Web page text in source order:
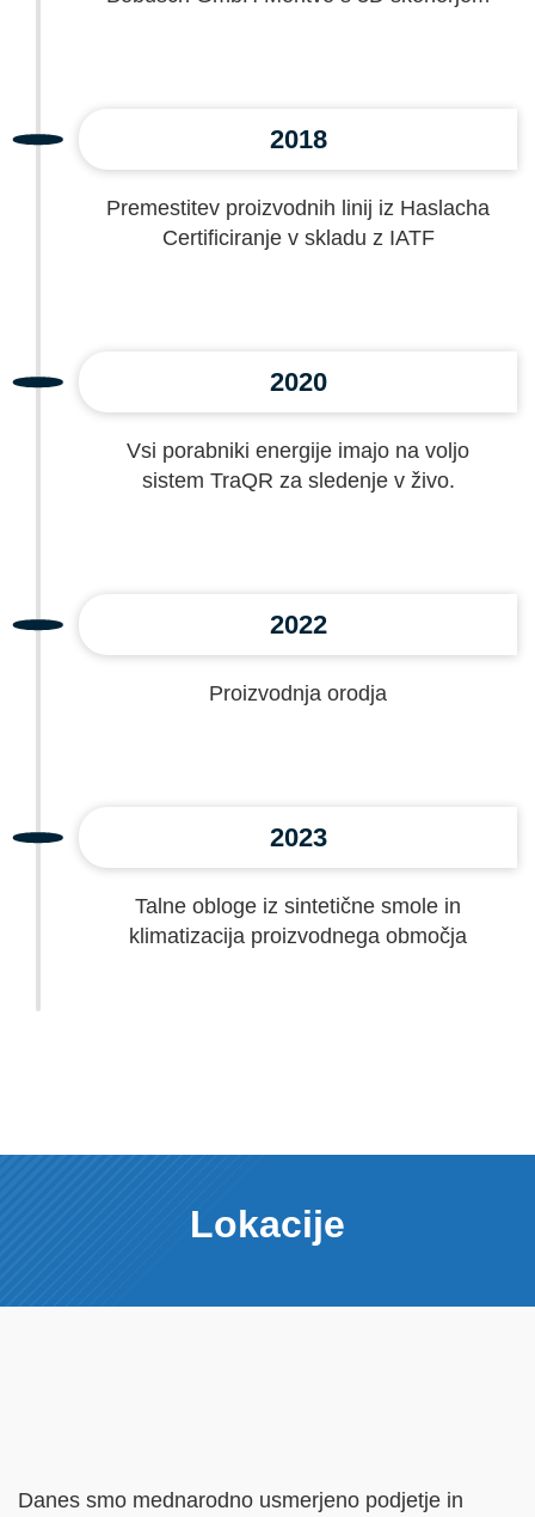
2018
Premestitev proizvodnih linij iz Haslacha
Certificiranje v skladu z IATF
2020
Vsi porabniki energije imajo na voljo
sistem TraQR za sledenje v živo.
2022
Proizvodnja orodja
2023
Talne obloge iz sintetične smole in
klimatizacija proizvodnega območja
Lokacije
Danes smo mednarodno usmerjeno podjetje in